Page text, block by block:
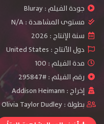
جودة الفيلم :Bluray
مستوى المشاهدة :N/A
سنة الإنتاج : 2026
دول الأنتاج : United States
مدة الفيلم : 100
رقم الفيلم : #295847
إخراج : Addison Heimann
بطولة :Olivia Taylor Dudley